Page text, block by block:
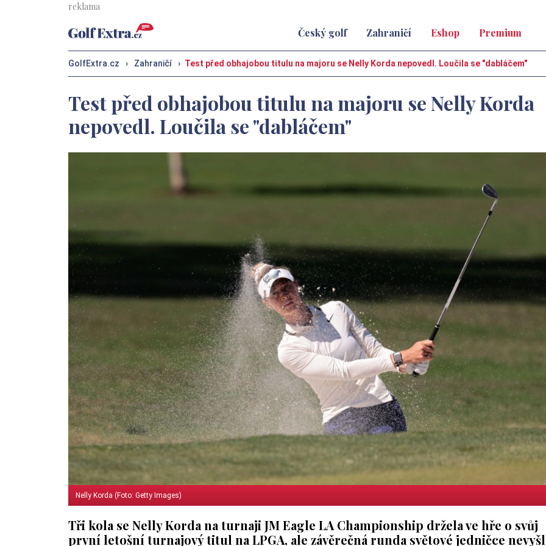
Český golf Zahraničí Eshop Premium
GolfExtra.cz › Zahraničí › Test před obhajobou titulu na majoru se Nelly Korda nepovedl. Loučila se "dabláčem"
Test před obhajobou titulu na majoru se Nelly Korda
nepovedl. Loučila se "dabláčem"
Nelly Korda (Foto: Getty Images)
Tři kola se Nelly Korda na turnaji JM Eagle LA Championship držela ve hře o svůj
první letošní turnajový titul na LPGA, ale závěrečná runda světové jedničce